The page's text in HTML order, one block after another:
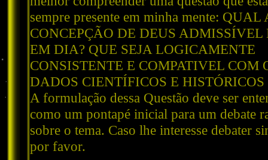
sempre presente em minha mente: QUAL
CONCEPÇÃO DE DEUS ADMISSÍVEL
EM DIA? QUE SEJA LOGICAMENTE
CONSISTENTE E COMPATIVEL COM
DADOS CIENTÍFICOS E HISTÓRICOS
A formulação dessa Questão deve ser
como um pontapé inicial para um debate
sobre o tema. Caso lhe interesse debater
por favor.